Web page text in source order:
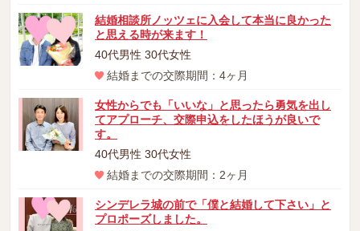
結婚相談所ノッツェに入会して本当に良かった
と思える時が来ます！
40代男性 30代女性
結婚までの交際期間：4ヶ月
女性からでも「いいな」と思ったら勇気を出し
てアプローチ、交際申込をしたほうが良いで
す。
40代男性 30代女性
結婚までの交際期間：2ヶ月
シンデレラ城の前で「僕と結婚して下さい」と
プロポーズしました。